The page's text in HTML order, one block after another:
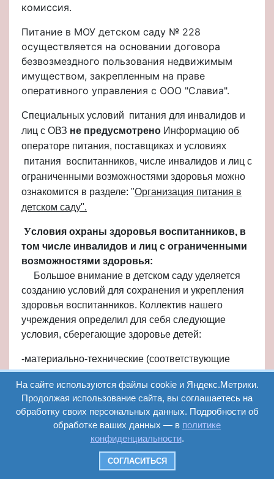
комиссия.
Питание в МОУ детском саду № 228
осуществляется на основании договора
безвозмездного пользования недвижимым
имуществом, закрепленным на праве
оперативного управления с ООО "Славиа".
Специальных условий питания для инвалидов и
лиц с ОВЗ не предусмотрено Информацию об
операторе питания, поставщиках и условиях
питания воспитанников, числе инвалидов и лиц с
ограниченными возможностями здоровья можно
ознакомится в разделе: "Организация питания в
детском саду".
Условия охраны здоровья воспитанников, в
том числе инвалидов и лиц с ограниченными
возможностями здоровья:
Большое внимание в детском саду уделяется
созданию условий для сохранения и укрепления
здоровья воспитанников. Коллектив нашего
учреждения определил для себя следующие
условия, сберегающие здоровье детей:
-материально-технические (соответствующие
нормативам помещения, мебель, оборудование,
материалы, инвентарь, наличие необходимых
игрушек и пособий);
-санитарно-эпидемиологические
(соответствующие нормативам освещение,
отопление, воздухообмен, гигиена помещений и
оборудования, соблюдение режима дня, питания,
На сайте используются файлы cookie и Яндекс.Метрики.
Продолжая использование сайта, вы соглашаетесь на
обработку своих персональных данных. Подробности об
обработке ваших данных — в политике
конфиденциальности.
СОГЛАСИТЬСЯ